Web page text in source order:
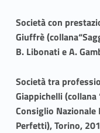
Società con
Giuffrè
B. Libonati e A.
Società tra
Giappichelli
Consiglio Nazionale
Perfetti), Torino,